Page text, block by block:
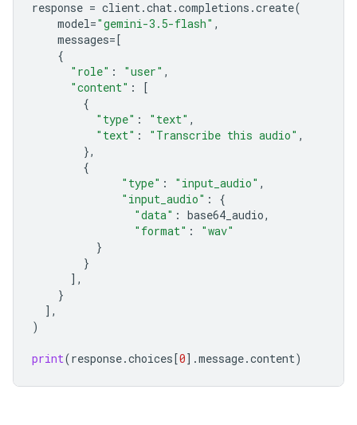
response = client.chat.completions .create(
model="gemini-3.5-flash" ,
messages=[
{
"role" : "user" ,
"content" :
[
{
"type" : "text" ,
"text" : "Transcribe this audio" ,
},
{
"type" : "input_audio" ,
"input_audio" :
{
"data" : base64_audio,
"format" :
"wav"
}
}
],
}
],
)
print(response.choices[0] .message.content)